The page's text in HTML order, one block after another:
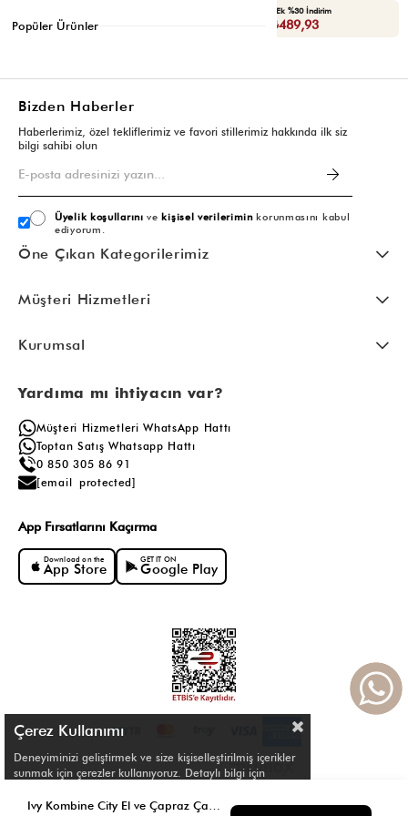
Sepette : ₺489,93
Seçili Ürünlerde Ek %30 İndirim
Sepette : ₺489,93
Bizden Haberler
Haberlerimiz, özel tekliflerimiz ve favori stillerimiz hakkında ilk siz
bilgi sahibi olun
Üyelik koşullarını vekişisel verileriminkorunmasını kabul
ediyorum.
Öne Çıkan Kategorilerimiz
Müşteri Hizmetleri
Kurumsal
Yardıma mı ihtiyacın var?
Müşteri Hizmetleri WhatsApp Hattı
Toptan Satış Whatsapp Hattı
0 850 305 86 91
[email protected]
App Fırsatlarını Kaçırma
Download on the
App Store
GET IT ON
Google Play
Çerez Kullanımı
Deneyiminizi geliştirmek ve size kişiselleştirilmiş içerikler
sunmak için çerezler kullanıyoruz. Detaylı bilgi için
Popüler Ürünler